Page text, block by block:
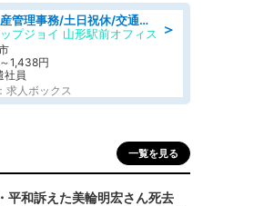
＞
工場内での生産管理事務/土日祝休/交通費支給
プジョイ 山形駅前オフィス
1,438円
社員
求人ボックス
一覧を見る
平和訴えた美輪明宏さん死去